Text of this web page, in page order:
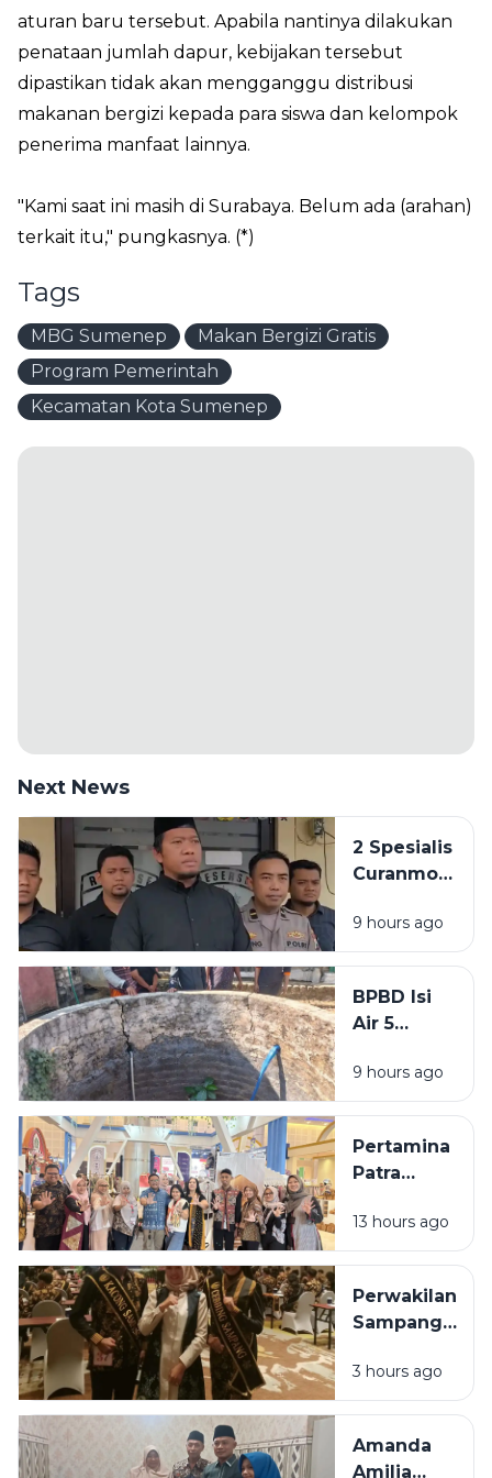
aturan baru tersebut. Apabila nantinya dilakukan
penataan jumlah dapur, kebijakan tersebut
dipastikan tidak akan mengganggu distribusi
makanan bergizi kepada para siswa dan kelompok
penerima manfaat lainnya.
"Kami saat ini masih di Surabaya. Belum ada (arahan)
terkait itu," pungkasnya. (*)
Tags
MBG Sumenep
Makan Bergizi Gratis
Program Pemerintah
Kecamatan Kota Sumenep
Next News
2 Spesialis
Curanmor
Bangkalan
Diringkus
Beraksi di
11 TKP
9 hours ago
BPBD Isi
Air 5
Warga
Sumenep
Kering
9 hours ago
Pertamina
Patra
Bawa 5
UMKM
Tampil di
Surabaya
2026
13 hours ago
Perwakilan
Sampang
Masuk 10
Besar pada
Raka Raki
3 hours ago
Amanda
Amilia